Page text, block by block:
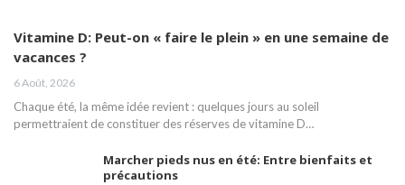
Vitamine D: Peut-on « faire le plein » en une semaine de
vacances ?
6 Août, 2026
Chaque été, la même idée revient : quelques jours au soleil
permettraient de constituer des réserves de vitamine D…
Marcher pieds nus en été: Entre bienfaits et
précautions